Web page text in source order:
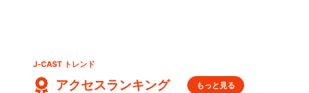
J-CAST トレンド
アクセスランキング もっと見る